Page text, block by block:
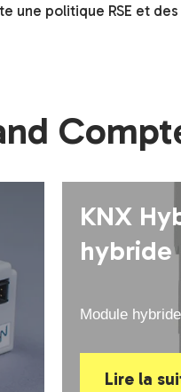
une politique RSE et
KNX
hybride
Module hybride
Lire la